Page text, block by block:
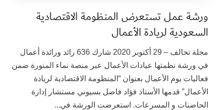
ورشة عمل تستعرض المنظومة الاقتصادية
السعودية لريادة الأعمال
مجلة تحالف – 29 أكتوبر 2020 شارك 636 رائد ورائدة أعمال
في ورشة نظمتها عيادات الأعمال عبر منصة نماء المنورة ضمن
فعاليات يوم الأعمال بعنوان “المنظومة الاقتصادية لريادة
الأعمال” قدمها الأستاذ فؤاد فاضل بسيوني مستشار إدارة
الحاضنات و المسرعات. استعرضت الورشة في...